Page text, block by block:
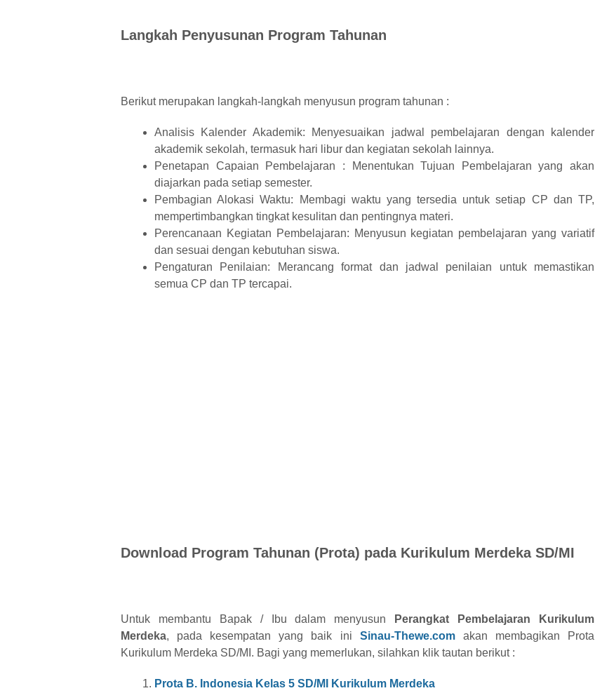
Langkah Penyusunan Program Tahunan
Berikut merupakan langkah-langkah menyusun program tahunan :
Analisis Kalender Akademik: Menyesuaikan jadwal pembelajaran dengan kalender
akademik sekolah, termasuk hari libur dan kegiatan sekolah lainnya.
Penetapan Capaian Pembelajaran : Menentukan Tujuan Pembelajaran yang akan
diajarkan pada setiap semester.
Pembagian Alokasi Waktu: Membagi waktu yang tersedia untuk setiap CP dan TP,
mempertimbangkan tingkat kesulitan dan pentingnya materi.
Perencanaan Kegiatan Pembelajaran: Menyusun kegiatan pembelajaran yang variatif
dan sesuai dengan kebutuhan siswa.
Pengaturan Penilaian: Merancang format dan jadwal penilaian untuk memastikan
semua CP dan TP tercapai.
Download Program Tahunan (Prota) pada Kurikulum Merdeka SD/MI
Untuk membantu Bapak / Ibu dalam menyusun
Perangkat Pembelajaran Kurikulum
Merdeka, pada kesempatan yang baik ini Sinau-Thewe.comakan membagikan Prota
Kurikulum Merdeka SD/MI. Bagi yang memerlukan, silahkan klik tautan berikut :
Prota B. Indonesia Kelas 5 SD/MI Kurikulum Merdeka